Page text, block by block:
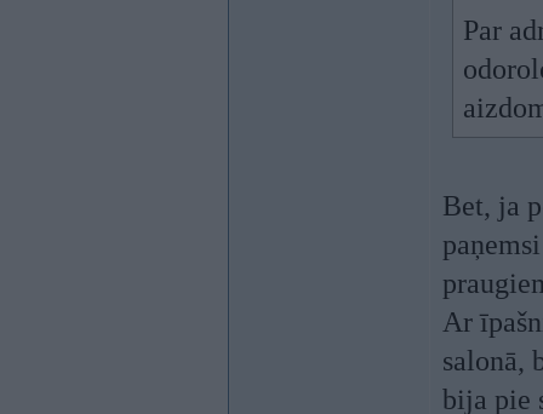
Par
Bet, ja
Ar
salonā,
bija pie